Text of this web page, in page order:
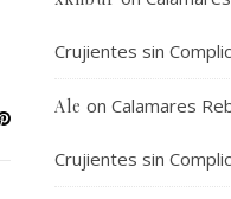
Crujientes sin
Ale on Calamares
Crujientes sin